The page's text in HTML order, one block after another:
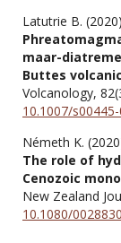
Latutrie B. (2020)
maar-
Buttes
Volcanology, 82
10.1007/
Németh K.
The role of
Cenozoic
New Zealand
10.1080/